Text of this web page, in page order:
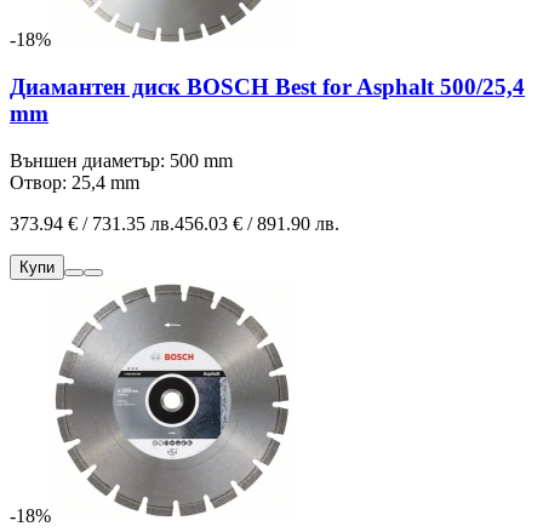
-18%
Диамантен диск BOSCH Best for Asphalt 500/25,4
mm
Външен диаметър: 500 mm
Отвор: 25,4 mm
373.94 € / 731.35 лв.456.03 € / 891.90 лв.
Купи
-18%